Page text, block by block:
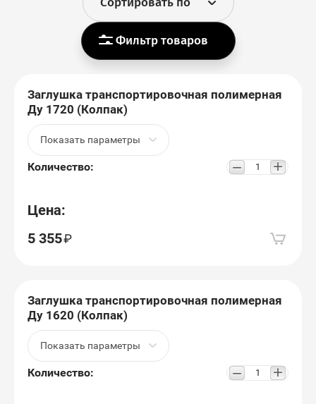
Фильтр товаров
Заглушка транспортировочная полимерная
Ду 1720 (Колпак)
Показать параметры
Количество: − +
Цена:
5 355
Заглушка транспортировочная полимерная
Ду 1620 (Колпак)
Показать параметры
Количество: − +